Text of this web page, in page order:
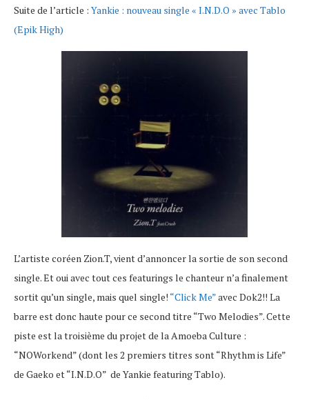
Suite de l’article :Yankie : nouveau single « I.N.D.O » avec Tablo
(Epik High)
L’artiste coréen Zion.T, vient d’annoncer la sortie de son second
single. Et oui avec tout ces featurings le chanteur n’a finalement
sortit qu’un single, mais quel single! “Click Me”avec Dok2!! La
barre est donc haute pour ce second titre “Two Melodies”. Cette
piste est la troisième du projet de la Amoeba Culture :
“NOWorkend” (dont les 2 premiers titres sont “Rhythm is Life”
de Gaeko et “I.N.D.O” de Yankie featuring Tablo).